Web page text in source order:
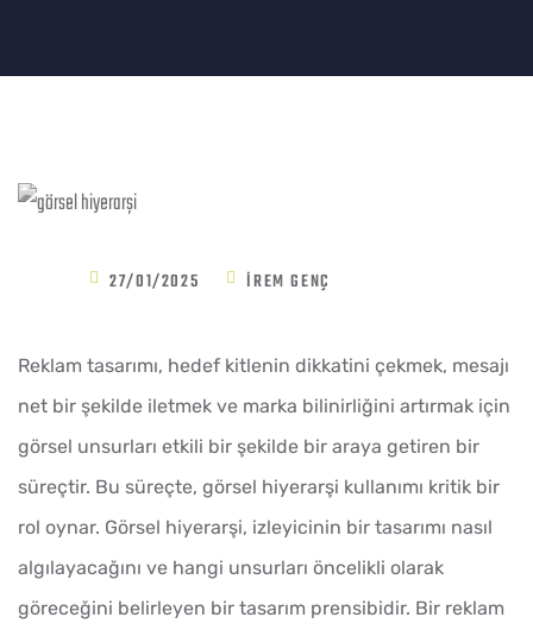
27/01/2025 İREM GENÇ
Reklam tasarımı, hedef kitlenin dikkatini çekmek, mesajı
net bir şekilde iletmek ve marka bilinirliğini artırmak için
görsel unsurları etkili bir şekilde bir araya getiren bir
süreçtir. Bu süreçte, görsel hiyerarşi kullanımı kritik bir
rol oynar. Görsel hiyerarşi, izleyicinin bir tasarımı nasıl
algılayacağını ve hangi unsurları öncelikli olarak
göreceğini belirleyen bir tasarım prensibidir. Bir reklam